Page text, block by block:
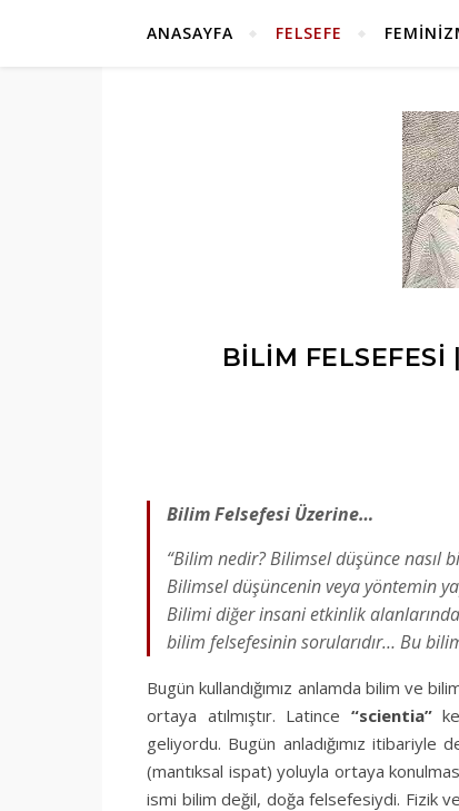
ANASAYFA FELSEFE
BILIM
Bilim Felsefesi Üzerine…
“Bilim nedir? Bilimsel düşünce nasıl
Bilimsel düşüncenin veya yöntemin
Bilimi diğer insani etkinlik
bilim felsefesinin sorularıdır… Bu
Bugün kullandığımız anlamda bilim ve
ortaya atılmıştır. Latince “scientia”
geliyordu. Bugün anladığımız
(mantıksal ispat) yoluyla ortaya
ismi bilim değil, doğa felsefesiydi. Fizik